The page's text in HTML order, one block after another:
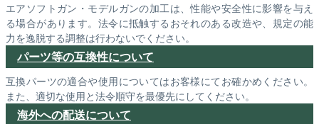
エアソフトガン・モデルガンの加工は、性能や安全性に影響を与え
る場合があります。法令に抵触するおそれのある改造や、規定の能
力を逸脱する調整は行わないでください。
パーツ等の互換性について
互換パーツの適合や使用についてはお客様にてお確かめください。
また、適切な使用と法令順守を最優先にしてください。
海外への配送について